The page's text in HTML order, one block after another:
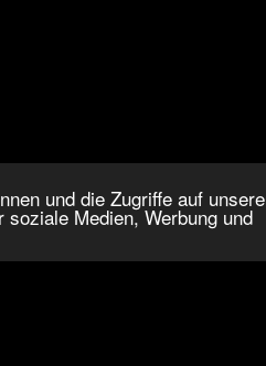
und die Zugriffe auf unsere
Medien, Werbung und